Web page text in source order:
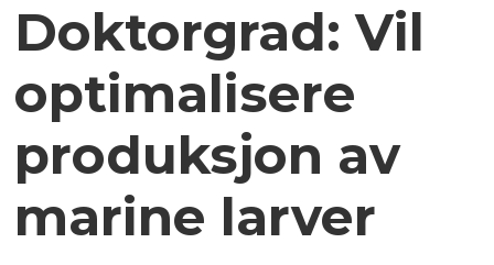
Doktorgrad: Vil
optimalisere
produksjon av
marine larver